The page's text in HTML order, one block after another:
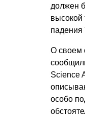
должен
высокой
падения
О своем
Science
особо